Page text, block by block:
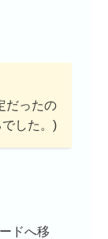
だったの
した。)
ドへ移